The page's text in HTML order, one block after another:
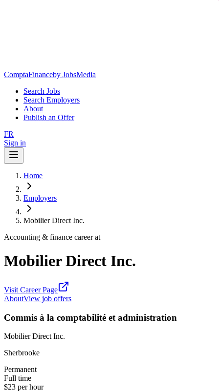
ComptaFinanceby JobsMedia
Search Jobs
Search Employers
About
Publish an Offer
FR
Sign in
Home
Employers
Mobilier Direct Inc.
Accounting & finance career at
Mobilier Direct Inc.
Visit Career Page
AboutView job offers
Commis à la comptabilité et administration
Mobilier Direct Inc.
Sherbrooke
Permanent
Full time
$23 per hour